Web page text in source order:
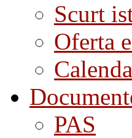
Scurt
Oferta
PAS